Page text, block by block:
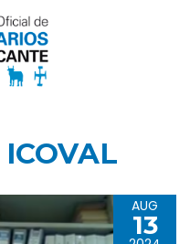
AUG
13